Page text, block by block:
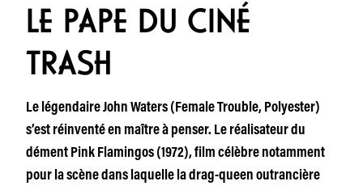
LE PAPE DU CINÉ
TRASH
Le légendaire John Waters (Female Trouble, Polyester)
s’est réinventé en maître à penser. Le réalisateur du
dément Pink Flamingos (1972), film célèbre notamment
pour la scène dans laquelle la drag-queen outrancière